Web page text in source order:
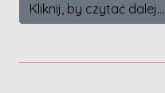
Kliknij, by czytać dalej...